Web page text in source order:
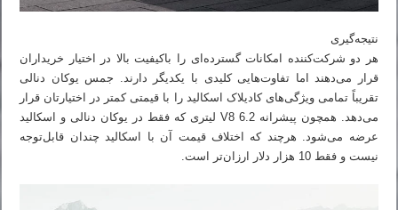
نتیجه‌گیری
هر دو شرکت‌کننده امکانات گسترده‌ای را باکیفیت بالا در اختیار خریداران
قرار می‌دهند اما تفاوت‌هایی کلیدی با یکدیگر دارند. جمس یوکان دنالی
تقریباً تمامی ویژگی‌های کادیلاک اسکالید را با قیمتی کمتر در اختیارتان قرار
می‌دهد. همچون پیشرانه V8 6.2 لیتری که فقط در یوکان دنالی و اسکالید
عرضه می‌شود. هرچند که اختلاف قیمت آن با اسکالید چندان قابل‌توجه
نیست و فقط 10 هزار دلار ارزان‌تر است.